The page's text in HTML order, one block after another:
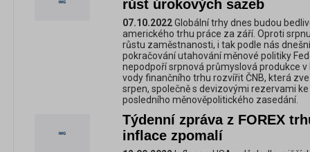
růst úrokových sazeb
07.10.2022Globální trhy dnes budou
amerického trhu práce za září. Oproti
růstu zaměstnanosti, i tak podle nás
pokračování utahování měnové politiky
nepodpoří srpnová průmyslová produkce
vody finančního trhu rozvířit ČNB, která
srpen, společně s devizovými rezervami
posledního měnověpolitického zasedání.
Týdenní zpráva z FOREX
inflace zpomalí